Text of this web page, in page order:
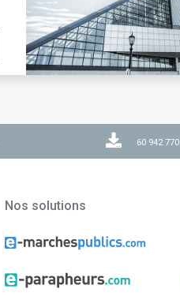
60 942 770
Nos solutions